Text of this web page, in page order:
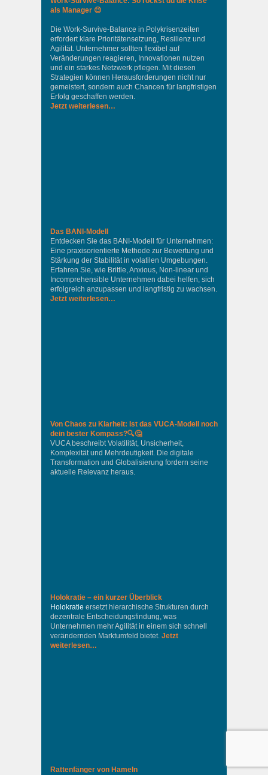
als Manager 😉
Die Work-Survive-Balance in Polykrisenzeiten
erfordert klare Prioritätensetzung, Resilienz und
Agilität. Unternehmer sollten flexibel auf
Veränderungen reagieren, Innovationen nutzen
und ein starkes Netzwerk pflegen. Mit diesen
Strategien können Herausforderungen nicht nur
gemeistert, sondern auch Chancen für langfristigen
Erfolg geschaffen werden.
Jetzt weiterlesen…
Das BANI-Modell
Entdecken Sie das BANI-Modell für Unternehmen:
Eine praxisorientierte Methode zur Bewertung und
Stärkung der Stabilität in volatilen Umgebungen.
Erfahren Sie, wie Brittle, Anxious, Non-linear und
Incomprehensible Unternehmen dabei helfen, sich
erfolgreich anzupassen und langfristig zu wachsen.
Jetzt weiterlesen…
Von Chaos zu Klarheit: Ist das VUCA-Modell noch
dein bester Kompass?🔍🤔
VUCA beschreibt Volatilität, Unsicherheit,
Komplexität und Mehrdeutigkeit. Die digitale
Transformation und Globalisierung fordern seine
aktuelle Relevanz heraus.
Holokratie – ein kurzer Überblick
Holokratie ersetzt hierarchische Strukturen durch
dezentrale Entscheidungsfindung, was
Unternehmen mehr Agilität in einem sich schnell
verändernden Marktumfeld bietet. Jetzt
weiterlesen…
Rattenfänger von Hameln